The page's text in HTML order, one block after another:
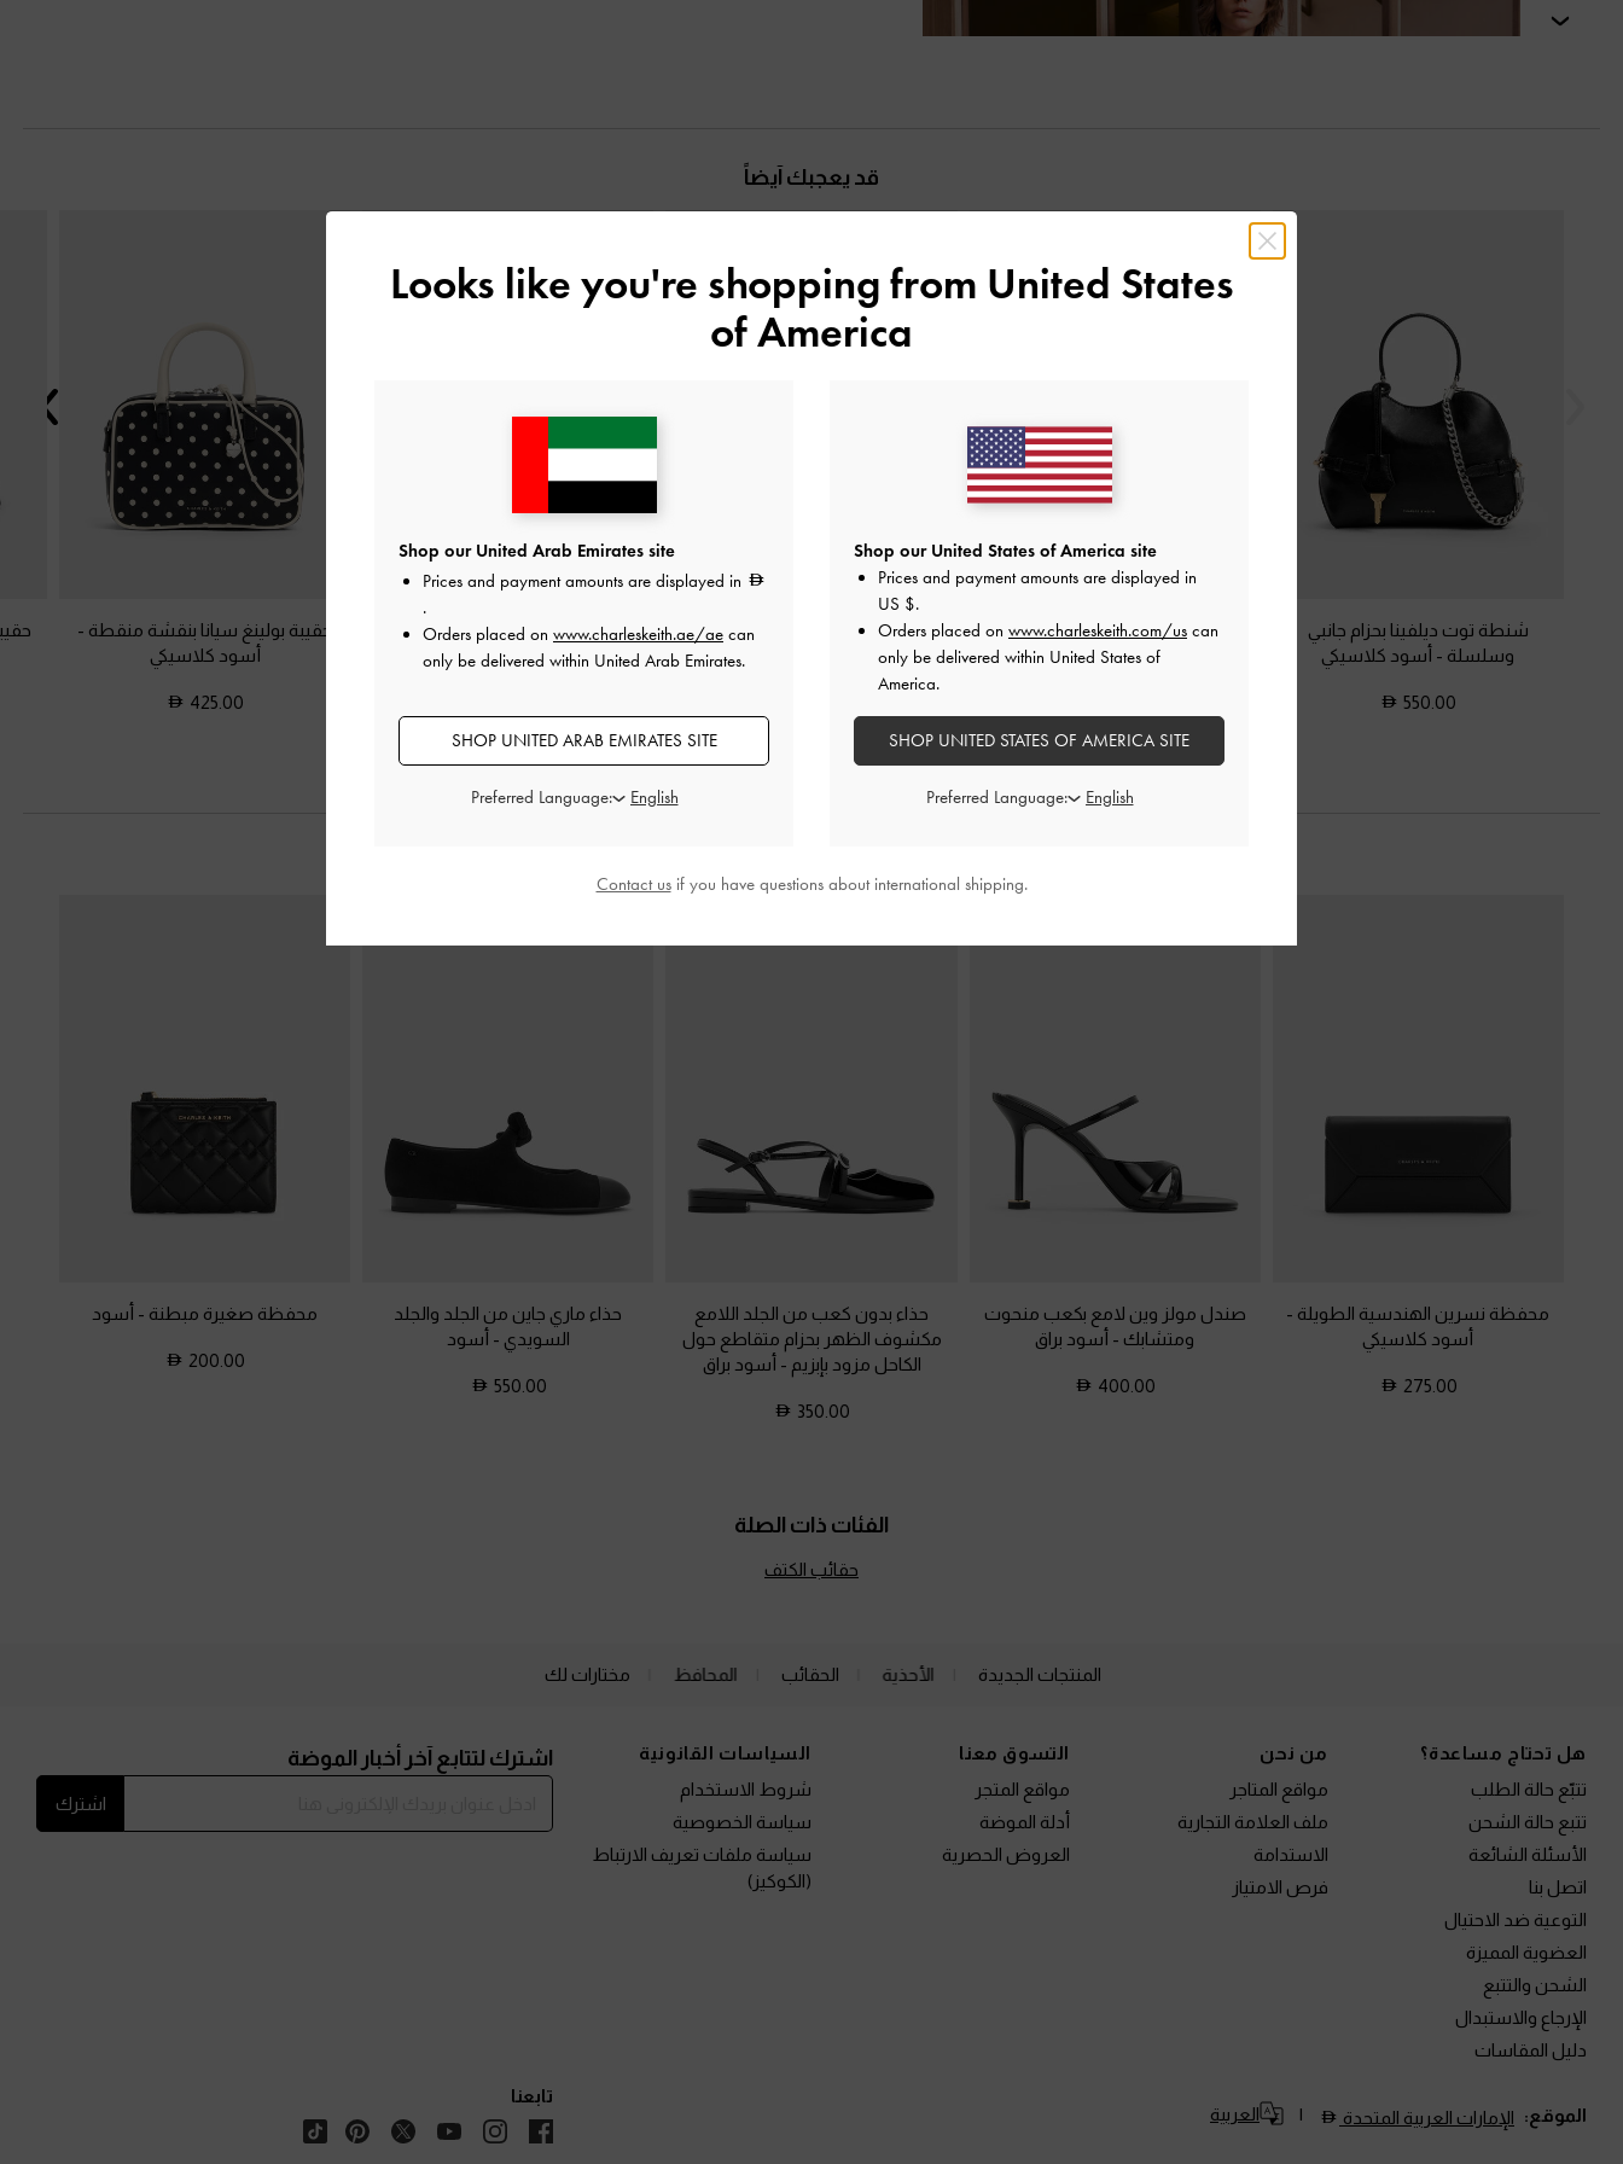
قد يعجبك آيضاً
شنطة توت ديلفينا بحزام جانبي
وسلسلة - أسود كلاسيكي
550.00
شنطة بولينغ فيرجي ميني-أسود
كلاسيكي
شنطة هوبو بيسي بجيب جانبي -أسود
حقيبة هوبو إيفيت منسوجة بشرابات
أسود كلاسيكي
حقيبة بولينغ سيانا بنقشة منقطة -
أسود كلاسيكي
425.00
محفظة نسرين الهندسية الطويلة -
أسود كلاسيكي
275.00
صندل مولز وين لامع بكعب منحوت
ومتشابك - أسود براق
400.00
حذاء بدون كعب من الجلد اللامع
مكشوف الظهر بحزام متقاطع حول
الكاحل مزود بإبزيم - أسود براق
350.00
حذاء ماري جاين من الجلد والجلد
السويدي - أسود
550.00
محفظة صغيرة مبطنة - أسود
200.00
الفئات ذات الصلة
حقائب الكتف
المنتجات الجديدة الأحذية الحقائب المحافظ مختارات لك
هل تحتاج مساعدة؟
تتبّع حالة الطلب
تتبع حالة الشحن
الأسئلة الشائعة
اتصل بنا
التوعية ضد الاحتيال
العضوية المميزة
الشحن والتتبع
الإرجاع والاستبدال
دليل المقاسات
من نحن
مواقع المتاجر
ملف العلامة التجارية
الاستدامة
فرص الامتياز
التسوق معنا
مواقع المتجر
أدلة الموضة
العروض الحصرية
السياسات القانونية
شروط الاستخدام
سياسة الخصوصية
سياسة ملفات تعريف الارتباط
(الكوكيز)
اشترك لتتابع آخر أخبار الموضة
اشترك
الموقع: الإمارات العربية المتحدة العربية
تابعنا
Looks like you're shopping from United States
of America
Shop our United Arab Emirates site
Prices and payment amounts are displayed in
.
Orders placed on www.charleskeith.ae/ae can
only be delivered within United Arab Emirates.
SHOP UNITED ARAB EMIRATES SITE
Preferred Language:
Shop our United States of America site
Prices and payment amounts are displayed in
US $.
Orders placed on www.charleskeith.com/us can
only be delivered within United States of
America.
SHOP UNITED STATES OF AMERICA SITE
Preferred Language:
Contact usif you have questions about international shipping.